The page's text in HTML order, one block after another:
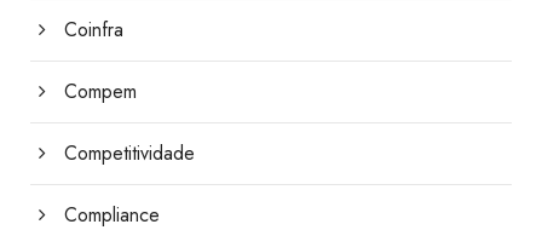
Coinfra
Compem
Competitividade
Compliance